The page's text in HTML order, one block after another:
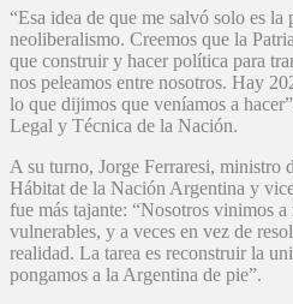
“Esa idea de que me salvó solo es la
neoliberalismo. Creemos que la
que construir y hacer política para
nos peleamos entre nosotros. Hay
lo que dijimos que veníamos a
Legal y Técnica de la Nación.
A su turno, Jorge Ferraresi, ministro
Hábitat de la Nación Argentina y
fue más tajante: “Nosotros vinimos a
vulnerables, y a veces en vez de
realidad. La tarea es reconstruir la
pongamos a la Argentina de pie”.